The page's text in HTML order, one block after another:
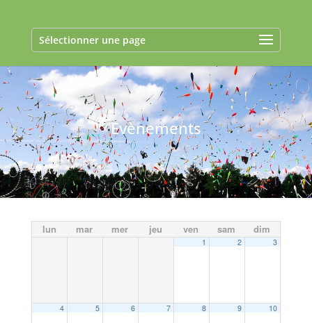
Sélectionner une page
Evènements
lun mar mer jeu ven sam dim
1 2 3
4 5 6 7 8 9 10